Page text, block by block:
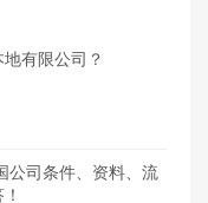
有限公司？
公司条件、资料、流